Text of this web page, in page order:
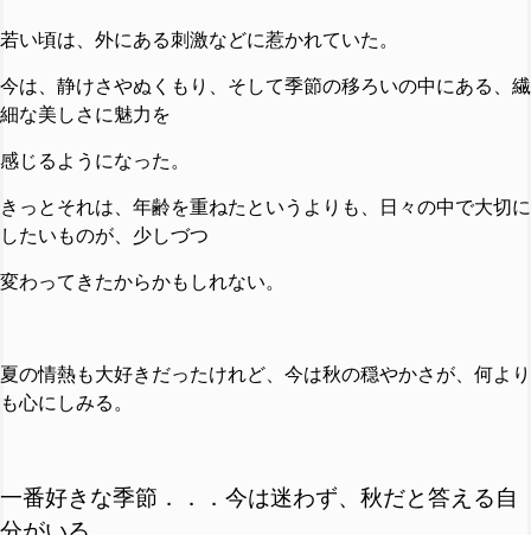
若い頃は、外にある刺激などに惹かれていた。
今は、静けさやぬくもり、そして季節の移ろいの中にある、繊
細な美しさに魅力を
感じるようになった。
きっとそれは、年齢を重ねたというよりも、日々の中で大切に
したいものが、少しづつ
変わってきたからかもしれない。
夏の情熱も大好きだったけれど、今は秋の穏やかさが、何より
も心にしみる。
一番好きな季節．．．今は迷わず、秋だと答える自